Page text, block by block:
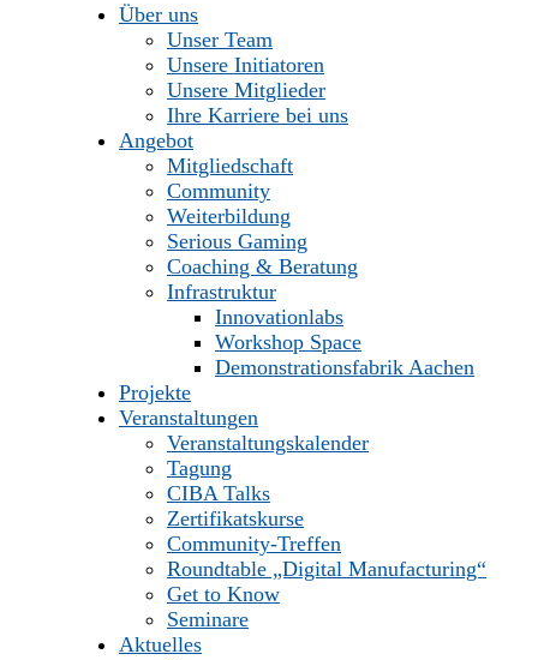
Über uns
Unser Team
Unsere Initiatoren
Unsere Mitglieder
Ihre Karriere bei uns
Angebot
Mitgliedschaft
Community
Weiterbildung
Serious Gaming
Coaching & Beratung
Infrastruktur
Innovationlabs
Workshop Space
Demonstrationsfabrik Aachen
Projekte
Veranstaltungen
Veranstaltungskalender
Tagung
CIBA Talks
Zertifikatskurse
Community-Treffen
Roundtable „Digital Manufacturing“
Get to Know
Seminare
Aktuelles